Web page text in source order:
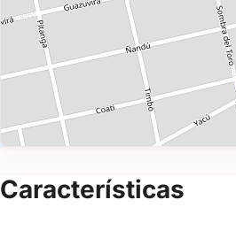
Características